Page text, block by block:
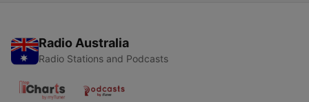
Radio Australia
Radio Stations and Podcasts